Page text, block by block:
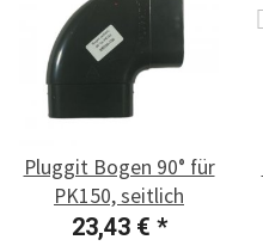
Pluggit Bogen 90° für
PK150, seitlich
23,43 € *